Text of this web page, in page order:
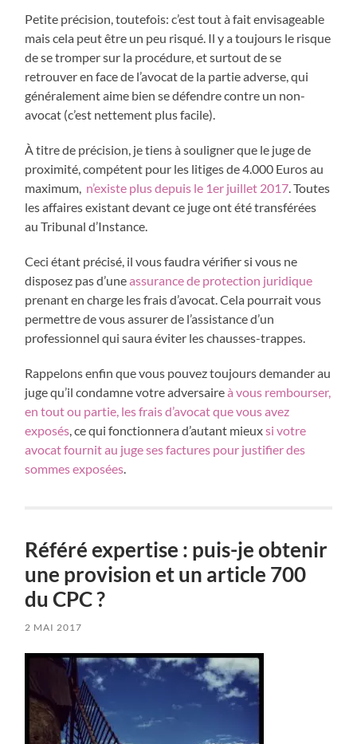
Petite précision, toutefois: c’est tout à fait envisageable
mais cela peut être un peu risqué. Il y a toujours le risque
de se tromper sur la procédure, et surtout de se
retrouver en face de l’avocat de la partie adverse, qui
généralement aime bien se défendre contre un non-
avocat (c’est nettement plus facile).
À titre de précision, je tiens à souligner que le juge de
proximité, compétent pour les litiges de 4.000 Euros au
maximum, n’existe plus depuis le 1er juillet 2017. Toutes
les affaires existant devant ce juge ont été transférées
au Tribunal d’Instance.
Ceci étant précisé, il vous faudra vérifier si vous ne
disposez pas d’uneassurance de protection juridique
prenant en charge les frais d’avocat. Cela pourrait vous
permettre de vous assurer de l’assistance d’un
professionnel qui saura éviter les chausses-trappes.
Rappelons enfin que vous pouvez toujours demander au
juge qu’il condamne votre adversaireà vous rembourser,
en tout ou partie, les frais d’avocat que vous avez
exposés, ce qui fonctionnera d’autant mieuxsi votre
avocat fournit au juge ses factures pour justifier des
sommes exposées.
Référé expertise : puis-je obtenir
une provision et un article 700
du CPC ?
2 MAI 2017